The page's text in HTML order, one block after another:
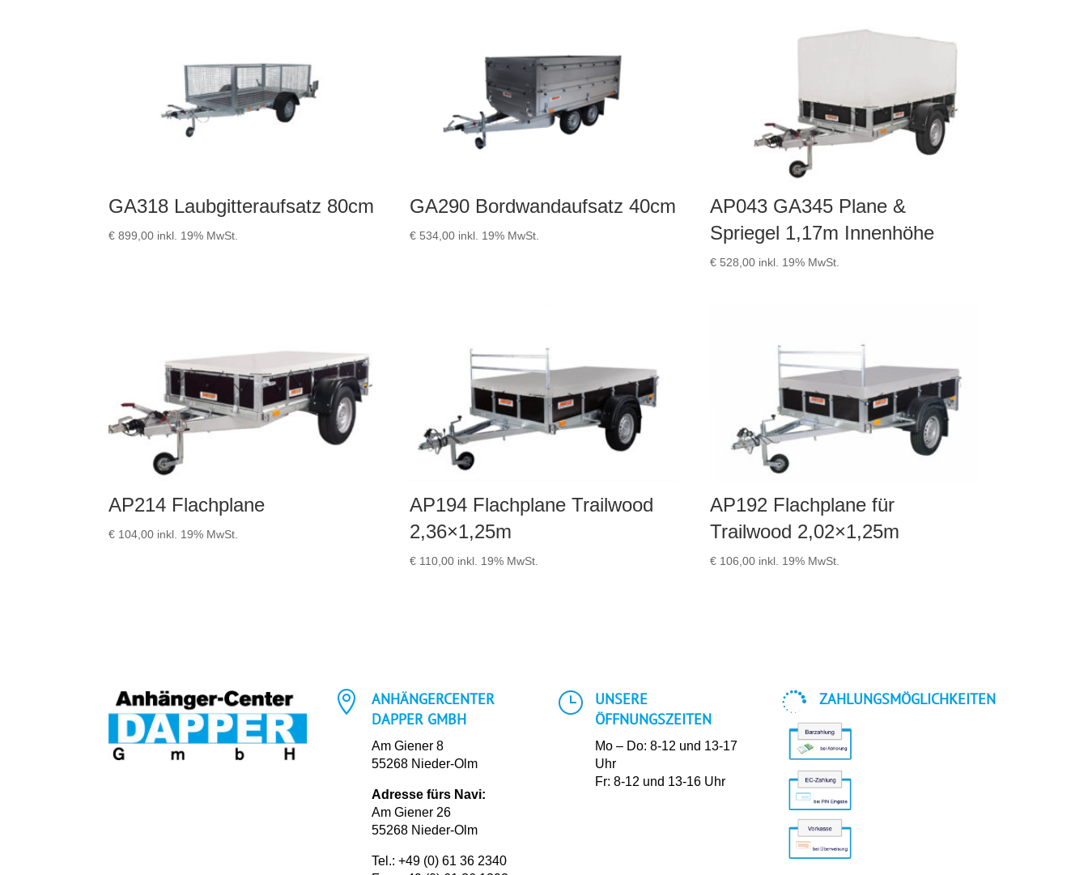
GA318 Laubgitteraufsatz 80cm
€ 899,00 inkl. 19% MwSt.
GA290 Bordwandaufsatz 40cm
€534,00 inkl. 19% MwSt.
AP043 GA345 Plane &
Spriegel 1,17m Innenhöhe
€ 528,00 inkl. 19% MwSt.
AP214 Flachplane
€ 104,00 inkl. 19% MwSt.
AP194 Flachplane Trailwood
2,36×1,25m
€110,00 inkl. 19% MwSt.
AP192 Flachplane für
Trailwood 2,02×1,25m
€ 106,00 inkl. 19% MwSt.

ANHÄNGERCENTER
DAPPER GMBH
Am Giener 8
55268 Nieder-Olm
Adresse fürs Navi:
Am Giener 26
55268 Nieder-Olm
Tel.: +49 (0) 61 36 2340
}
UNSERE
ÖFFNUNGSZEITEN
Mo – Do: 8-12 und 13-17
Uhr
Fr: 8-12 und 13-16 Uhr
 ZAHLUNGSMÖGLICHKEITEN